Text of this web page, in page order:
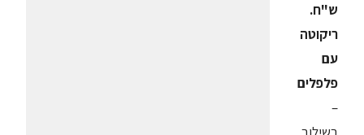
ש"ח.
ריקוטה
עם
פלפלים
–